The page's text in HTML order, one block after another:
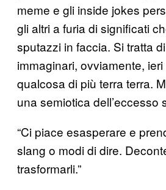
meme e gli inside jokes
gli altri a furia di significati
sputazzi in faccia. Si tratta
immaginari, ovviamente,
qualcosa di più terra terra.
una semiotica dell’eccesso
“Ci piace esasperare e
slang o modi di dire.
trasformarli.”